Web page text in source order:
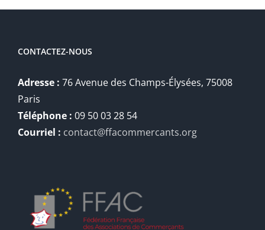
CONTACTEZ-NOUS
Adresse : 76 Avenue des Champs-Élysées, 75008
Paris
Téléphone : 09 50 03 28 54
Courriel : contact@ffacommercants.org